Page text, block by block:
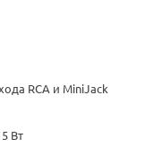
RCA и MiniJack
Вт